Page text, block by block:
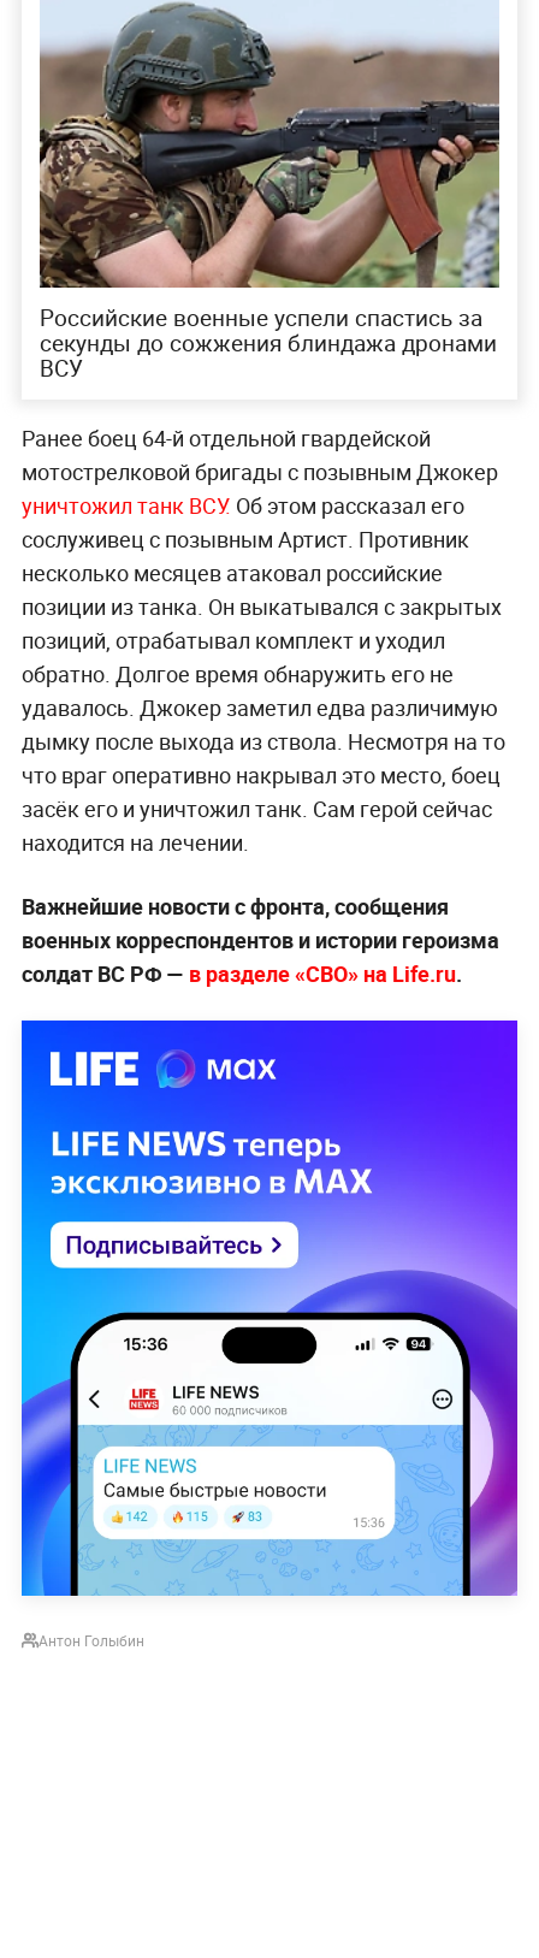
Российские военные успели спастись за
секунды до сожжения блиндажа дронами
ВСУ
Ранее боец 64-й отдельной гвардейской
мотострелковой бригады с позывным Джокер
уничтожил танк ВСУ. Об этом рассказал его
сослуживец с позывным Артист. Противник
несколько месяцев атаковал российские
позиции из танка. Он выкатывался с закрытых
позиций, отрабатывал комплект и уходил
обратно. Долгое время обнаружить его не
удавалось. Джокер заметил едва различимую
дымку после выхода из ствола. Несмотря на то
что враг оперативно накрывал это место, боец
засёк его и уничтожил танк. Сам герой сейчас
находится на лечении.
Важнейшие новости с фронта, сообщения
военных корреспондентов и истории героизма
солдат ВС РФ — в разделе «СВО» на Life.ru.
Антон Голыбин